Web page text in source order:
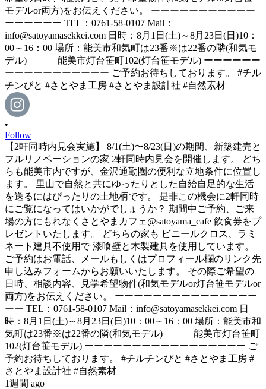
•
Follow
【2軒同時内見会実施】 8/1(土)〜8/23(日)の期間、新築建売と
フルリノベーションの家 2軒同時内見会を開催します。 どち
らも能美市内ですが、金沢通勤圏の便利な立地条件に位置し
ます。 里山で自然と共にゆったりとした自給自足的な生活
を送るにはぴったりの土地柄です。 是非この機会に2軒同時
にご覧になってはいかがでしょうか？ 期間中ご予約、ご来
場の方にもれなくさとやまカフェ@satoyama_cafe 飲食券をプ
レゼントいたします。 どちらの家も ビニールクロス、ラミ
ネート建具不使用で 漆喰壁と木製建具を使用しています。
ご予約はお電話、メールもしくはプロフィール欄のリンク先
申し込みフォームからお願いいたします。 その際ご希望の
日時、相談内容、見学希望物件(和気モデルor灯台笹モデルor
両方)をお伝えください。 ーーーーーーーーーーーーーーー
ーー TEL：0761-58-0107 Mail：info@satoyamasekkei.com 日
時：8月1日(土)～8月23日(日)10：00～16：00 場所：能美市和
気町は23番※は22番の隣(和気モデル) 能美市灯台笹町
102(灯台笹モデル) ーーーーーーーーーーーーーーーーー ご
予約お待ちしております。 #チルチンびと #さとやま工房 #
さとやま設計社 #自然素材
1週間 ago